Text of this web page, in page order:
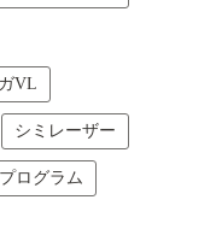
VL
シミレーザー
ログラム